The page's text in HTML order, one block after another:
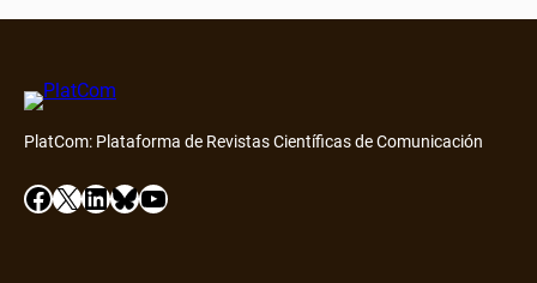
PlatCom: Plataforma de Revistas Científicas de Comunicación
Facebook X LinkedIn Bluesky YouTube